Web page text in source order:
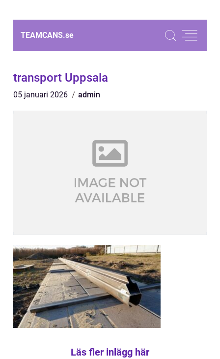
TEAMCANS.se
transport Uppsala
05 januari 2026 admin
Läs fler inlägg här